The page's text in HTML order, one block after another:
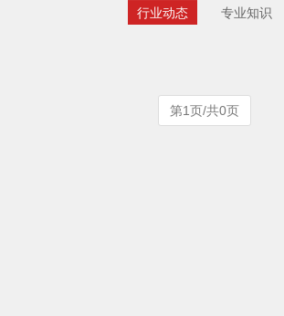
行业动态 专业知识
第1页/共0页